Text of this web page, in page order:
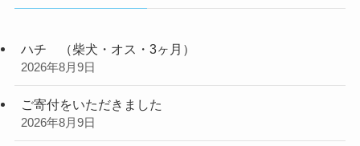
ハチ （柴犬・オス・3ヶ月）
2026年8月9日
ご寄付をいただきました
2026年8月9日